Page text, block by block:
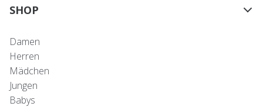
SHOP
Damen
Herren
Mädchen
Jungen
Babys